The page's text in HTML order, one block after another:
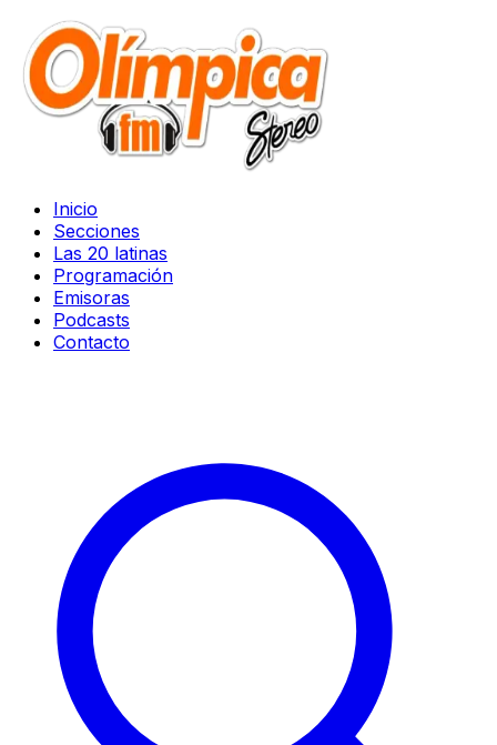
Inicio
Secciones
Las 20 latinas
Programación
Emisoras
Podcasts
Contacto